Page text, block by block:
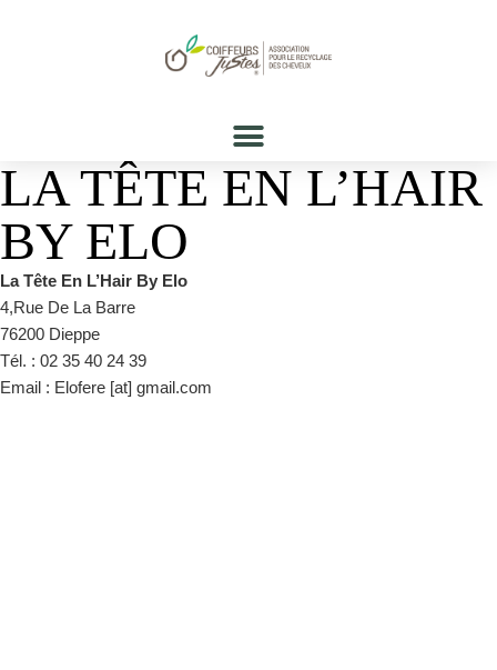
LA TÊTE EN L’HAIR
BY ELO
La Tête En L’Hair By Elo
4,Rue De La Barre
76200 Dieppe
Tél. : 02 35 40 24 39
Email : Elofere [at] gmail.com